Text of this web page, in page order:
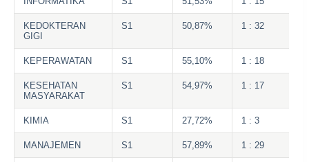
KEDOKTERAN
GIGI
S1 50,87% 1 : 32
KEPERAWATAN S1 55,10% 1 : 18
KESEHATAN
MASYARAKAT
S1 54,97% 1 : 17
KIMIA S1 27,72% 1 : 3
MANAJEMEN S1 57,89% 1 : 29